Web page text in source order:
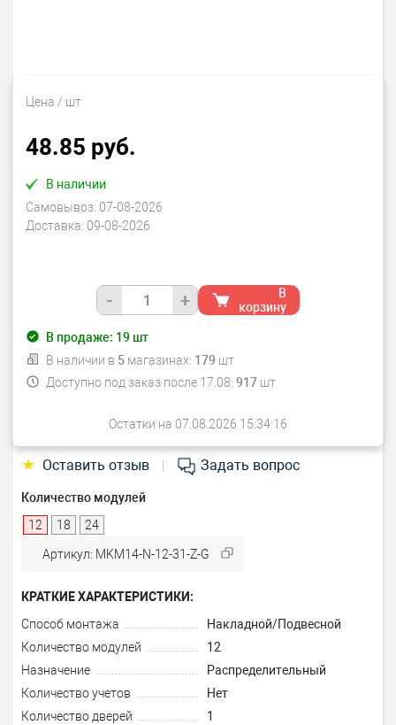
Цена / шт
48.85 руб.
В наличии
Самовывоз: 07-08-2026
Доставка: 09-08-2026
- +
В
корзину
В продаже: 19шт
В наличии в 5 магазинах: 179 шт
Доступно под заказ после 17.08: 917шт
Остатки на 07.08.2026 15:34:16
★ Оставить отзыв Задать вопрос
Количество модулей
12
18 24
Артикул: MKM14-N-12-31-Z-G
КРАТКИЕ ХАРАКТЕРИСТИКИ:
Способ монтажа
Накладной/Подвесной
Количество модулей
12
Назначение
Распределительный
Количество учетов
Нет
Количество дверей
1